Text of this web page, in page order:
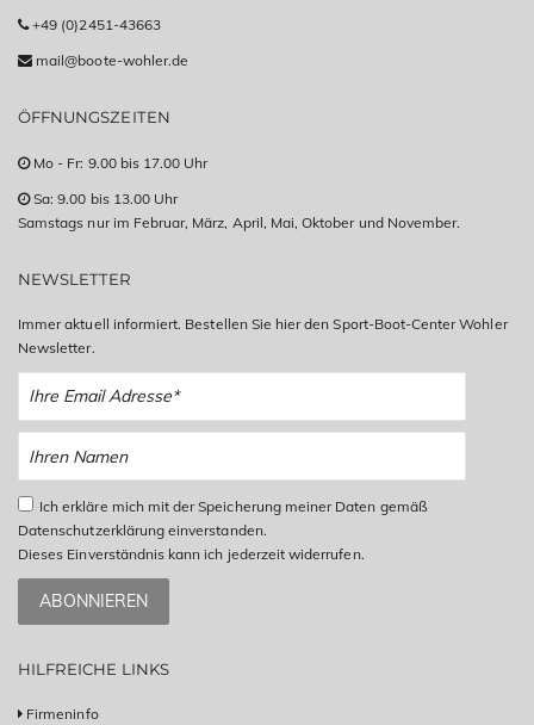
+49 (0)2451-43663
mail@boote-wohler.de
ÖFFNUNGSZEITEN
Mo - Fr: 9.00 bis 17.00 Uhr
Sa: 9.00 bis 13.00 Uhr
Samstags nur im Februar, März, April, Mai, Oktober und November.
NEWSLETTER
Immer aktuell informiert. Bestellen Sie hier den Sport-Boot-Center Wohler
Newsletter.
Ich erkläre mich mit der Speicherung meiner Daten gemäß
Datenschutzerklärung einverstanden.
Dieses Einverständnis kann ich jederzeit widerrufen.
ABONNIEREN
HILFREICHE LINKS
Firmeninfo